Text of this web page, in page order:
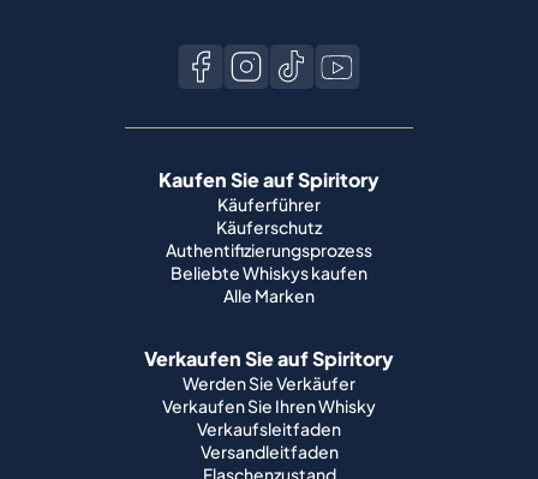
Kaufen Sie auf Spiritory
Käuferführer
Käuferschutz
Authentifizierungsprozess
Beliebte Whiskys kaufen
Alle Marken
Verkaufen Sie auf Spiritory
Werden Sie Verkäufer
Verkaufen Sie Ihren Whisky
Verkaufsleitfaden
Versandleitfaden
Flaschenzustand